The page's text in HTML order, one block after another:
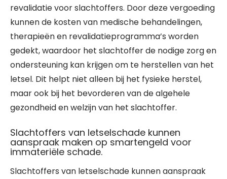
revalidatie voor slachtoffers. Door deze vergoeding
kunnen de kosten van medische behandelingen,
therapieën en revalidatieprogramma’s worden
gedekt, waardoor het slachtoffer de nodige zorg en
ondersteuning kan krijgen om te herstellen van het
letsel. Dit helpt niet alleen bij het fysieke herstel,
maar ook bij het bevorderen van de algehele
gezondheid en welzijn van het slachtoffer.
Slachtoffers van letselschade kunnen
aanspraak maken op smartengeld voor
immateriële schade.
Slachtoffers van letselschade kunnen aanspraak